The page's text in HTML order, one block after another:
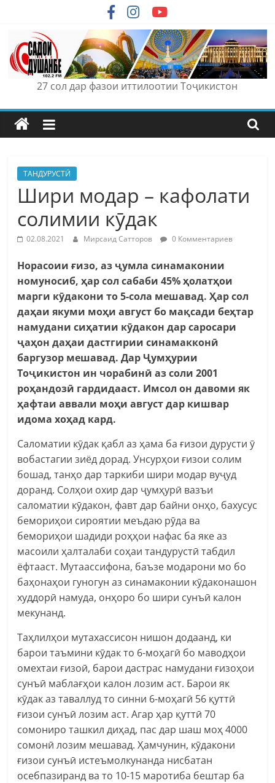
content
27 сол дар фазои иттилоотии Тоҷикистон
ТАНДУРУСТӢ
Шири модар – кафолати
солимии кӯдак
02.08.2021 Мирсаид Сатторов 0 Комментариев
Норасоии ғизо, аз ҷумла синамаконии
номуносиб, ҳар сол сабаби 45% ҳолатҳои
марги кӯдакони то 5-сола мешавад. Ҳар сол
даҳаи якуми моҳи август бо мақсади беҳтар
намудани сиҳатии кӯдакон дар саросари
ҷаҳон даҳаи дастгирии синамакконӣ
баргузор мешавад.Дар Ҷумҳурии
Тоҷикистон ин чорабинӣ аз соли 2001
роҳандозӣ гардидааст. Имсол ондавоми як
ҳафтаи аввали моҳи август дар кишвар
идома хоҳад кард.
Саломатии кӯдак қабл аз ҳама ба ғизои дурусти ӯ
вобастагии зиёд дорад. Унсурҳои ғизои солим
бошад, танҳо дар таркиби шири модар вуҷуд
доранд. Солҳои охир дар ҷумҳурӣ вазъи
саломатии кӯдакон, фавт дар байни онҳо, бахусус
бемориҳои сироятии меъдаю рӯда ва
бемориҳои шадиди роҳҳои нафас ба яке аз
масоили ҳалталаби соҳаи тандурустӣ табдил
ёфтааст. Мутаассифона, баъзе модарони мо бо
баҳонаҳои гуногун аз синамаконии кӯдаконашон
худдорӣ намуда, онҳоро бо шири сунъӣ калон
мекунанд.
Таҳлилҳои мутахассисон нишон додаанд, ки
барои таъмини кӯдак то 6-моҳагӣ бо маводҳои
омехтаи ғизоӣ, барои дастрас намудани ғизоҳои
сунъӣ маблағҳои калон лозим аст. Барои як
кӯдак аз таваллуд то синни 6-моҳагӣ 56 қуттӣ
ғизои сунъӣ лозим аст. Агар ҳар қуттӣ 70
сомониро ташкил диҳад, пас дар шаш моҳ 4000
сомонӣ лозим мешавад. Ҳамчунин, кӯдакони
ғизои сунъӣ истеъмолкунанда нисбатан
осебпазиранд ва то 10-15 маротиба бештар ба